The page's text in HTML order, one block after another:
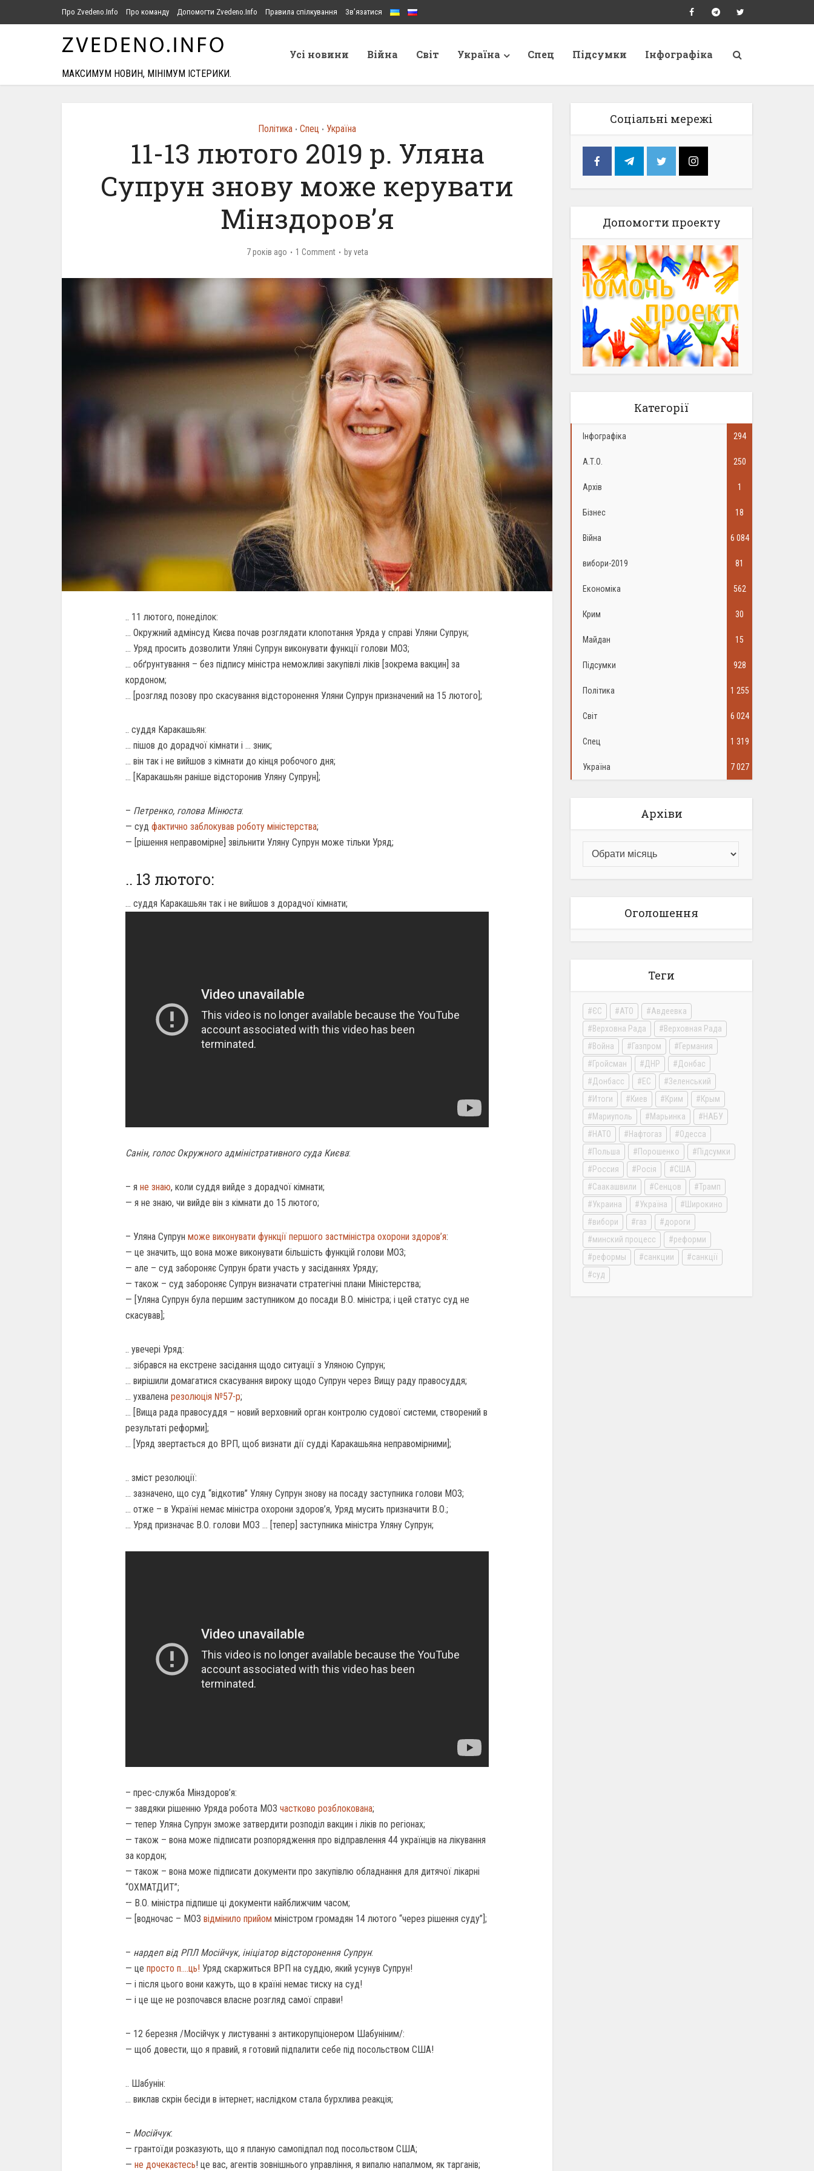
Про Zvedeno.Info Про команду Допомогти Zvedeno.Info Правила спілкування Зв’язатися
МАКСИМУМ НОВИН, МІНІМУМ ІСТЕРИКИ.
Усі новини Війна Світ Україна Спец Підсумки Інфографіка
Політика • Спец • Україна
11-13 лютого 2019 р. Уляна
Супрун знову може керувати
Мінздоров’я
7 років ago 1 Comment byveta
.. 11 лютого, понеділок:
… Окружний адмінсуд Києва почав розглядати клопотання Уряда у справі Уляни Супрун;
… Уряд просить дозволити Уляні Супрун виконувати функції голови МОЗ;
… обґрунтування – без підпису міністра неможливі закупівлі ліків [зокрема вакцин] за
кордоном;
… [розгляд позову про скасування відсторонення Уляни Супрун призначений на 15 лютого];
.. суддя Каракашьян:
… пішов до дорадчої кімнати і … зник;
… він так і не вийшов з кімнати до кінця робочого дня;
… [Каракашьян раніше відсторонив Уляну Супрун];
– Петренко, голова Мінюста:
— суд фактично заблокував роботу міністерства;
— [рішення неправомірне] звільнити Уляну Супрун може тільки Уряд;
.. 13 лютого:
… суддя Каракашьян так і не вийшов з дорадчої кімнати;
Санін, голос Окружного адміністративного суда Києва:
– я не знаю, коли суддя вийде з дорадчої кімнати;
— я не знаю, чи вийде він з кімнати до 15 лютого;
– Уляна Супрун може виконувати функції першого застміністра охорони здоров’я:
— це значить, що вона може виконувати більшість функцій голови МОЗ;
— але – суд забороняє Супрун брати участь у засіданнях Уряду;
— також – суд забороняє Супрун визначати стратегічні плани Міністерства;
— [Уляна Супрун була першим заступником до посади В.О. міністра; і цей статус суд не
скасував];
.. увечері Уряд:
… зібрався на екстрене засідання щодо ситуації з Уляною Супрун;
… вирішили домагатися скасування вироку щодо Супрун через Вищу раду правосуддя;
… ухвалена резолюція №57-р;
… [Вища рада правосуддя – новий верховний орган контролю судової системи, створений в
результаті реформи];
… [Уряд звертається до ВРП, щоб визнати дії судді Каракашьяна неправомірними];
.. зміст резолюції:
… зазначено, що суд “відкотив” Уляну Супрун знову на посаду заступника голови МОЗ;
… отже – в Україні немає міністра охорони здоров’я, Уряд мусить призначити В.О.;
… Уряд призначає В.О. голови МОЗ … [тепер] заступника міністра Уляну Супрун;
– прес-служба Мінздоров’я:
— завдяки рішенню Уряда робота МОЗ частково розблокована;
— тепер Уляна Супрун зможе затвердити розподіл вакцин і ліків по регіонах;
— також – вона може підписати розпорядження про відправлення 44 українців на лікування
за кордон;
— також – вона може підписати документи про закупівлю обладнання для дитячої лікарні
“ОХМАТДИТ”;
— В.О. міністра підпише ці документи найближчим часом;
— [водночас – МОЗ відмінило прийом міністром громадян 14 лютого “через рішення суду”];
– нардеп від РПЛ Мосійчук, ініціатор відсторонення Супрун:
— це просто п….ць! Уряд скаржиться ВРП на суддю, який усунув Супрун!
— і після цього вони кажуть, що в країні немає тиску на суд!
— і це ще не розпочався власне розгляд самої справи!
– 12 березня /Мосійчук у листуванні з антикорупціонером Шабуніним/:
— щоб довести, що я правий, я готовий підпалити себе під посольством США!
.. Шабунін:
… виклав скрін бесіди в інтернет; наслідком стала бурхлива реакція;
– Мосійчук:
— грантоїди розказують, що я планую самопідпал под посольством США;
— не дочекаєтесь! це вас, агентів зовнішнього управління, я випалю напалмом, як тарганів;
Соціальні мережі
Допомогти проекту
Категорії
Інфографіка 294
А.Т.О. 250
Архів 1
Бізнес 18
Війна 6 084
вибори-2019 81
Економіка 562
Крим 30
Майдан 15
Підсумки 928
Політика 1 255
Світ 6 024
Спец 1 319
Україна 7 027
Архіви
Оголошення
Теги
ЄС АТО
Авдеевка
Верховна Рада
Верховная Рада
Война
Газпром
Германия
Гройсман
ДНР
Донбас
Донбасс
ЕС
Зеленський
Итоги
Киев Крим
Крым
Мариуполь
Марьинка
НАБУ
НАТО
Нафтогаз
Одесса
Польша
Порошенко
Підсумки
Россия
Росія
США
Саакашвили
Сенцов
Трамп
Украина
Україна
Широкино
вибори
газ
дороги
минский процесс
реформи
реформы
санкции
санкції
суд